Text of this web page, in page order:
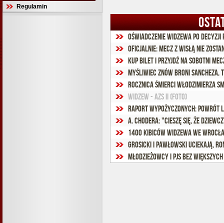
Regulamin
Oświadczenie Widzewa po decyzji
Oficjalnie: Mecz z Wisłą nie
Kup bilet i przyjdź na sobotni
Myśliwiec znów broni Sancheza,
Rocznica śmierci Włodzimierza
Widzew - AZS II (foto)
Raport wypożyczonych: Powrót
1400 kibiców Widzewa we
Grosicki i Pawłowski uciekają,
Młodzieżowcy i PJS bez